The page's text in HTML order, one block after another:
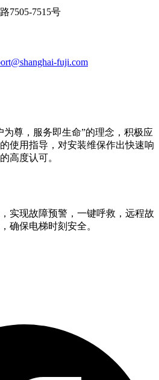
7505-7515号
fuji.com
为尊，服务即生命”的理念，积极应
使用指导，对安装维保作出快速响
高度认可。
实现故障预警，一键呼救，远程故
确保电梯时刻安全。